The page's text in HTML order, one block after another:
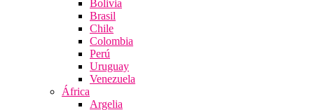
Bolivia
Brasil
Chile
Colombia
Perú
Uruguay
Venezuela
África
Argelia